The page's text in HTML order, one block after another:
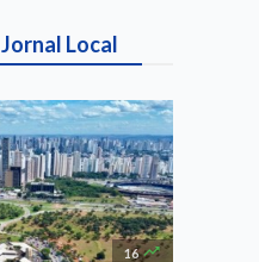
Jornal Local
16 